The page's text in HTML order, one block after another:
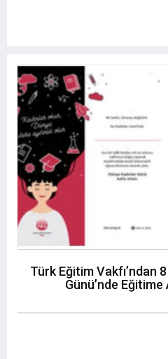
Türk Eğitim Vakfı’ndan
Günü’nde Eğitime